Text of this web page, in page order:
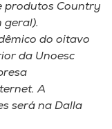
produtos Country
geral).
do oitavo
da Unoesc
A
será na Dalla